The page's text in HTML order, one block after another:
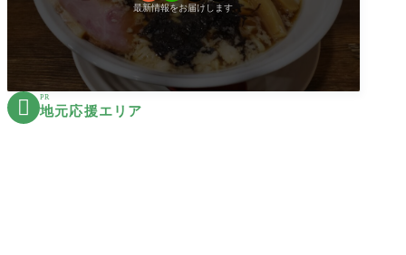
最新情報をお届けします
 PR
地元応援エリア